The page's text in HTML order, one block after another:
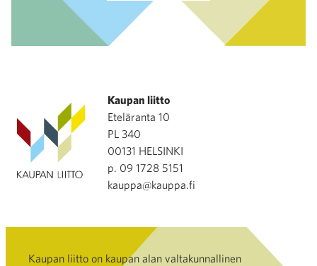
Kaupan liitto
Eteläranta 10
PL 340
00131 HELSINKI
p. 09 1728 5151
kauppa@kauppa.fi
Kaupan liitto on kaupan alan valtakunnallinen